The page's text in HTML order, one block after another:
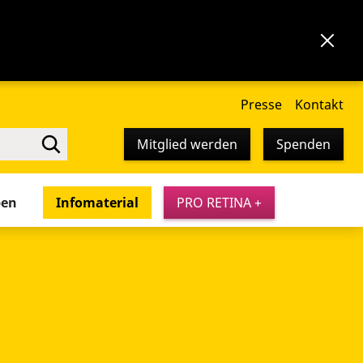
Presse Kontakt
Mitglied werden Spenden
Infomaterial PRO RETINA +